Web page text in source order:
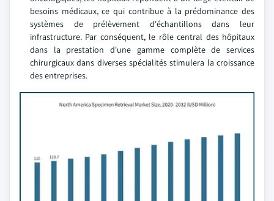
besoins médicaux, ce qui contribue à la prédominance des
systèmes de prélèvement d'échantillons dans leur
infrastructure. Par conséquent, le rôle central des hôpitaux
dans la prestation d'une gamme complète de services
chirurgicaux dans diverses spécialités stimulera la croissance
des entreprises.